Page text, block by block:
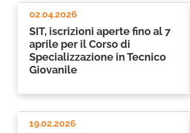
02.04.2026
SIT, iscrizioni aperte fino al 7
aprile per il Corso di
Specializzazione in Tecnico
Giovanile
19.02.2026